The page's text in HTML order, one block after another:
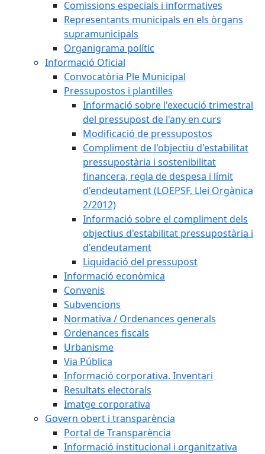
Comissions especials i informatives
Representants municipals en els òrgans
supramunicipals
Organigrama polític
Informació Oficial
Convocatòria Ple Municipal
Pressupostos i plantilles
Informació sobre l'execució trimestral
del pressupost de l'any en curs
Modificació de pressupostos
Compliment de l'objectiu d'estabilitat
pressupostària i sostenibilitat
financera, regla de despesa i límit
d'endeutament (LOEPSF, Llei Orgànica
2/2012)
Informació sobre el compliment dels
objectius d'estabilitat pressupostària i
d'endeutament
Liquidació del pressupost
Informació econòmica
Convenis
Subvencions
Normativa / Ordenances generals
Ordenances fiscals
Urbanisme
Via Pública
Informació corporativa. Inventari
Resultats electorals
Imatge corporativa
Govern obert i transparència
Portal de Transparència
Informació institucional i organitzativa